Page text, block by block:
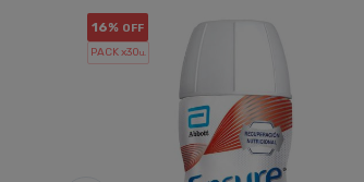
16% OFF
PACK x30u.